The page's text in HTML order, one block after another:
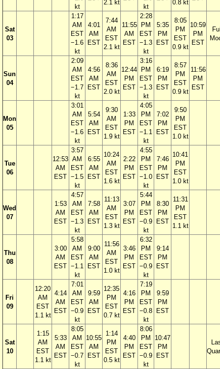
kt
2.1 kt
kt
0.8 kt
Sat
03
1:17
AM
EST
−1.6
kt
4:01
AM
EST
7:44
AM
EST
2.1 kt
11:55
AM
EST
2:28
PM
EST
−1.3
kt
5:35
PM
EST
8:05
PM
EST
0.9 kt
10:59
PM
EST
Sun
04
2:09
AM
EST
−1.7
kt
4:56
AM
EST
8:36
AM
EST
2.0 kt
12:44
PM
EST
3:16
PM
EST
−1.3
kt
6:19
PM
EST
8:57
PM
EST
0.9 kt
11:56
PM
EST
Mon
05
3:01
AM
EST
−1.6
kt
5:54
AM
EST
9:30
AM
EST
1.9 kt
1:33
PM
EST
4:05
PM
EST
−1.1
kt
7:02
PM
EST
9:50
PM
EST
1.0 kt
Tue
06
12:53
AM
EST
3:57
AM
EST
−1.5
kt
6:55
AM
EST
10:24
AM
EST
1.6 kt
2:22
PM
EST
4:55
PM
EST
−1.0
kt
7:46
PM
EST
10:41
PM
EST
1.0 kt
Wed
07
1:53
AM
EST
4:57
AM
EST
−1.3
kt
7:58
AM
EST
11:13
AM
EST
1.3 kt
3:07
PM
EST
5:44
PM
EST
−0.9
kt
8:30
PM
EST
11:31
PM
EST
1.1 kt
Thu
08
3:00
AM
EST
5:58
AM
EST
−1.1
kt
9:00
AM
EST
11:56
AM
EST
1.0 kt
3:46
PM
EST
6:32
PM
EST
−0.9
kt
9:14
PM
EST
Fri
09
12:20
AM
EST
1.1 kt
4:14
AM
EST
7:01
AM
EST
−0.9
kt
9:59
AM
EST
12:35
PM
EST
0.7 kt
4:16
PM
EST
7:19
PM
EST
−0.8
kt
9:59
PM
EST
Sat
10
1:15
AM
EST
1.1 kt
5:33
AM
EST
8:05
AM
EST
−0.7
kt
10:55
AM
EST
1:14
PM
EST
0.5 kt
4:40
PM
EST
8:06
PM
EST
−0.9
kt
10:47
PM
EST